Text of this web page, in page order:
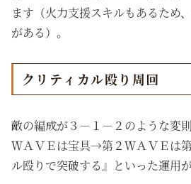
ます（火力支援スキルもあるため
がある）。
クリティカル殴り周回
敵の編成が３－１－２のような変
ＷＡＶＥは宝具→第２ＷＡＶＥは
ル殴りで突破する』といった運用が